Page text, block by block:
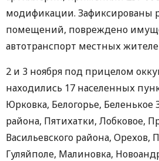
модификации. Зафиксированы
помещений, повреждено
автотранспорт местных
2 и 3 ноября под прицелом
находились 17 населенных
Юрковка, Белогорье, Беленькое
района, Пятихатки, Лобковое,
Васильевского района, Орехов,
Гуляйполе, Малиновка,